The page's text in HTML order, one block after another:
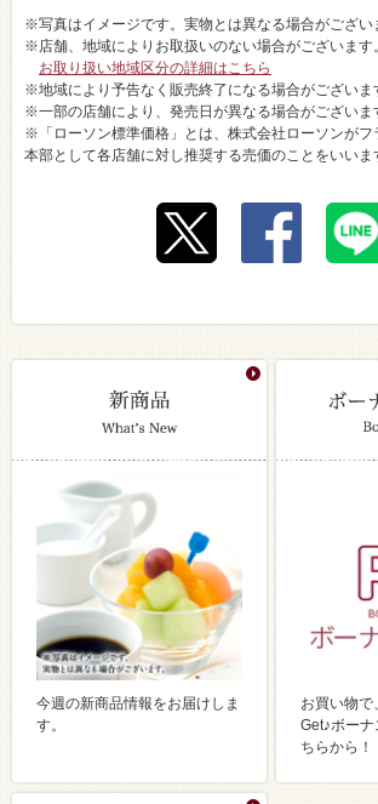
※写真はイメージです。実物とは異なる場合がござい
※店舗、地域によりお取扱いのない場合がございます。
お取り扱い地域区分の詳細はこちら
※地域により予告なく販売終了になる場合がございま
※一部の店舗により、発売日が異なる場合がございま
※「ローソン標準価格」とは、株式会社ローソンがフ
本部として各店舗に対し推奨する売価のことをいいま
今週の新商品情報をお届けしま
す。
お買い物で
Get♪ボー
ちらから！